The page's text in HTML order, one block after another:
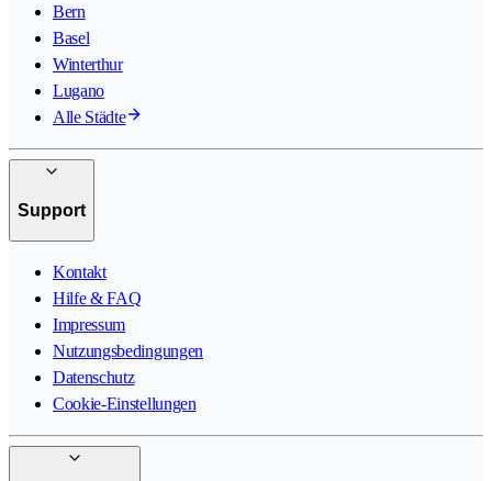
Bern
Basel
Winterthur
Lugano
Alle Städte
Support
Kontakt
Hilfe & FAQ
Impressum
Nutzungsbedingungen
Datenschutz
Cookie-Einstellungen